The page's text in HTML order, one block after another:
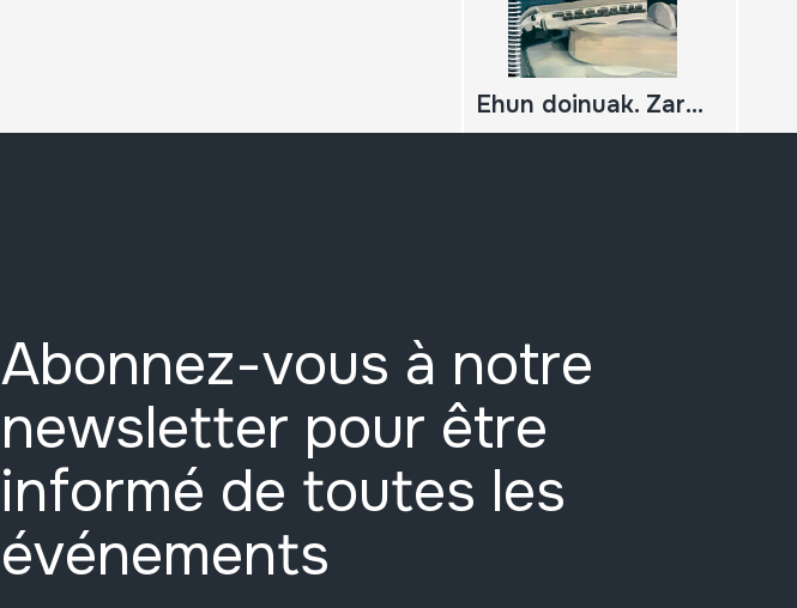
Ehun doinuak. Zarrabetea ikasteko metodoa;
Abonnez-vous à notre
newsletter pour être
informé de toutes les
événements